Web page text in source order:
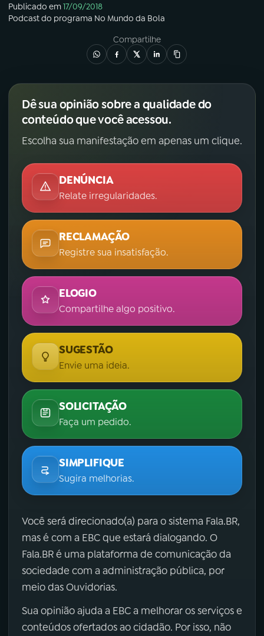
Publicado em17/09/2018
Podcastdo programa No Mundo da Bola
Compartilhe
Dê sua opinião sobre a qualidade do
conteúdo que você acessou.
Escolha sua manifestação em apenas um clique.
DENÚNCIA
Relate irregularidades.
RECLAMAÇÃO
Registre sua insatisfação.
ELOGIO
Compartilhe algo positivo.
SUGESTÃO
Envie uma ideia.
SOLICITAÇÃO
Faça um pedido.
SIMPLIFIQUE
Sugira melhorias.
Você será direcionado(a) para o sistema Fala.BR,
mas é com a EBC que estará dialogando. O
Fala.BR é uma plataforma de comunicação da
sociedade com a administração pública, por
meio das Ouvidorias.
Sua opinião ajuda a EBC a melhorar os serviços e
conteúdos ofertados ao cidadão. Por isso, não